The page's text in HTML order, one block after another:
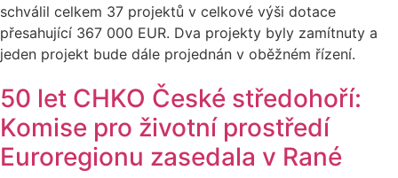
schválil celkem 37 projektů v celkové výši dotace
přesahující 367 000 EUR. Dva projekty byly zamítnuty a
jeden projekt bude dále projednán v oběžném řízení.
50 let CHKO České středohoří:
Komise pro životní prostředí
Euroregionu zasedala v Rané